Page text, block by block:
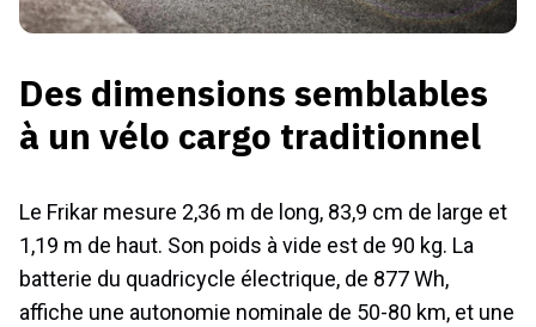
Des dimensions semblables
à un vélo cargo traditionnel
Le Frikar mesure 2,36 m de long, 83,9 cm de large et
1,19 m de haut. Son poids à vide est de 90 kg. La
batterie du quadricycle électrique, de 877 Wh,
affiche une autonomie nominale de 50-80 km, et une